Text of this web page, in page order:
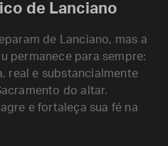
de Lanciano
de Lanciano, mas a
permanece para sempre:
real e substancialmente
do altar.
e fortaleça sua fé na